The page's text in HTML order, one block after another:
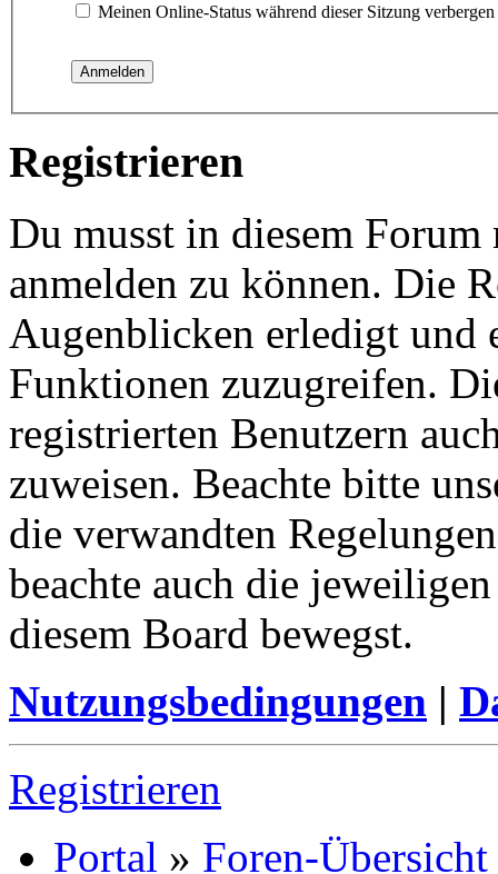
Meinen Online-Status während dieser Sitzung verbergen
Registrieren
Du musst in diesem
anmelden zu können. Die
Augenblicken erledigt und
Funktionen zuzugreifen.
registrierten Benutzern
zuweisen. Beachte bitte
die verwandten
beachte auch die
diesem Board bewegst.
Nutzungsbedingungen |
Registrieren
Portal » Foren-Übersicht